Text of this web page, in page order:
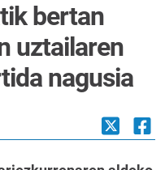
bertan
uztailaren
nagusia